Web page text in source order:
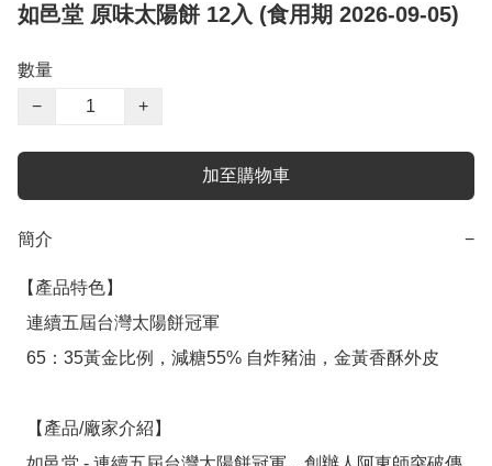
如邑堂 原味太陽餅 12入 (食用期 2026-09-05)
數量
−
+
加至購物車
簡介 −
【產品特色】